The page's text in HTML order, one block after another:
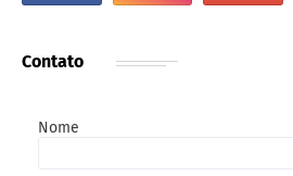
Contato
Nome